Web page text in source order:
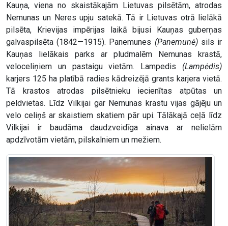
Kauņa, viena no skaistākajām Lietuvas pilsētām, atrodas
Nemunas un Neres upju satekā. Tā ir Lietuvas otrā lielākā
pilsēta, Krievijas impērijas laikā bijusi Kauņas guberņas
galvaspilsēta (1842—1915). Panemunes (Panemunė)sils ir
Kauņas lielākais parks ar pludmalēm Nemunas krastā,
veloceliņiem un pastaigu vietām. Lampedis (Lampėdis)
karjers 125 ha platībā radies kādreizējā grants karjera vietā.
Tā krastos atrodas pilsētnieku iecienītas atpūtas un
peldvietas. Līdz Vilkijai gar Nemunas krastu vijas gājēju un
velo celiņš ar skaistiem skatiem pār upi. Tālākajā ceļā līdz
Vilkijai ir baudāma daudzveidīga ainava ar nelielām
apdzīvotām vietām, pilskalniem un mežiem.